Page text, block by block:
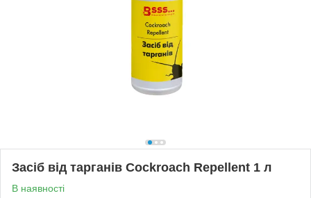
Засіб від тарганів Cockroach Repellent 1 л
В наявності